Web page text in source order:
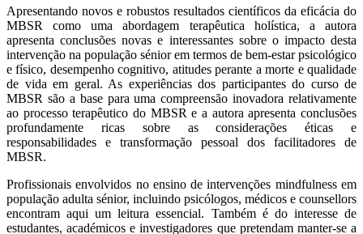
Apresentando novos e robustos resultados científicos da eficácia do
MBSR como uma abordagem terapêutica holística, a autora
apresenta conclusões novas e interessantes sobre o impacto desta
intervenção na população sénior em termos de bem-estar psicológico
e físico, desempenho cognitivo, atitudes perante a morte e qualidade
de vida em geral. As experiências dos participantes do curso de
MBSR são a base para uma compreensão inovadora relativamente
ao processo terapêutico do MBSR e a autora apresenta conclusões
profundamente ricas sobre as considerações éticas e
responsabilidades e transformação pessoal dos facilitadores de
MBSR.
Profissionais envolvidos no ensino de intervenções mindfulness em
população adulta sénior, incluindo psicólogos, médicos e counsellors
encontram aqui um leitura essencial. Também é do interesse de
estudantes, académicos e investigadores que pretendam manter-se a